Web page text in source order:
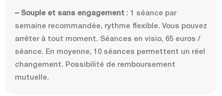
– Souple et sans engagement : 1 séance par
semaine recommandée, rythme flexible. Vous pouvez
arrêter à tout moment. Séances en visio, 65 euros /
séance. En moyenne, 10 séances permettent un réel
changement. Possibilité de remboursement
mutuelle.